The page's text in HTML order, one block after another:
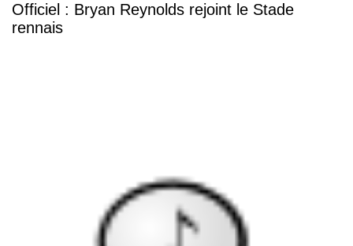
Officiel : Bryan Reynolds rejoint le Stade
rennais